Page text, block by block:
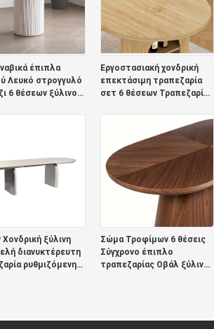
έπιπλα
Λευκό στρογγυλό
6 θέσεων ξύλινο
Εργοστασιακή χονδρική
επεκτάσιμη τραπεζαρία
σετ 6 θέσεων Τραπεζαρία
πτυσσόμενη τραπεζαρία
με ράφια αποθήκευσης
ξύλινη
διανυκτέρευτη
ρυθμιζόμενη
Σώμα Τροφίμων 6 θέσεις
Σύγχρονο έπιπλο
τραπεζαρίας Οβάλ ξύλινο